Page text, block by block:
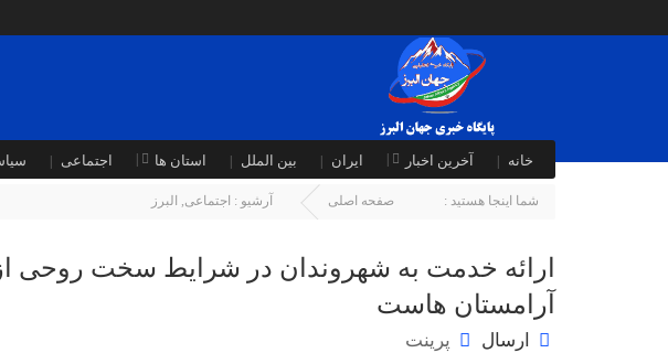
خانه آخرین اخبار ایران بین الملل استان ها اجتماعی
شما اینجا هستید : صفحه اصلی آرشیو : اجتماعی, البرز
ارائه خدمت به شهروندان در شرایط سخت روحی
آرامستان هاست
ارسال پرینت